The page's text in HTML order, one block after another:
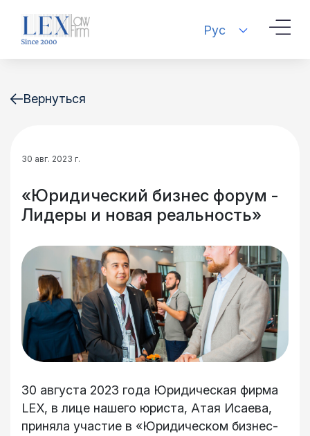
Рус
Вернуться
30 авг. 2023 г.
«Юридический бизнес форум -
Лидеры и новая реальность»
30 августа 2023 года Юридическая фирма
LEX, в лице нашего юриста, Атая Исаева,
приняла участие в «Юридическом бизнес-